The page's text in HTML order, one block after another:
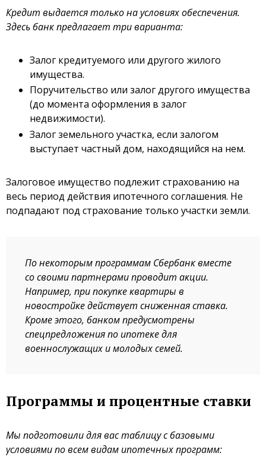
Кредит выдается только на условиях обеспечения.
Здесь банк предлагает три варианта:
Залог кредитуемого или другого жилого
имущества.
Поручительство или залог другого имущества
(до момента оформления в залог
недвижимости).
Залог земельного участка, если залогом
выступает частный дом, находящийся на нем.
Залоговое имущество подлежит страхованию на
весь период действия ипотечного соглашения. Не
подпадают под страхование только участки земли.
По некоторым программам Сбербанк вместе
со своими партнерами проводит акции.
Например, при покупке квартиры в
новостройке действует сниженная ставка.
Кроме этого, банком предусмотрены
спецпредложения по ипотеке для
военнослужащих и молодых семей.
Программы и процентные ставки
Мы подготовили для вас таблицу с базовыми
условиями по всем видам ипотечных программ: